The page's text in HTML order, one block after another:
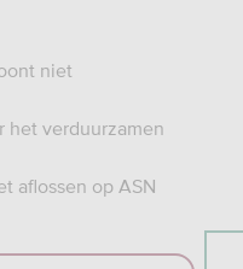
niet
het verduurzamen
aflossen op ASN